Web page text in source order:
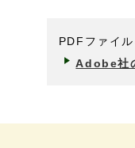
PDFファイ
Adobe社